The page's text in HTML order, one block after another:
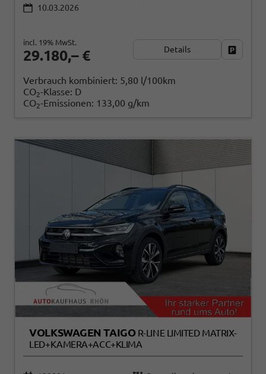
10.03.2026
29.180,– €
incl. 19% MwSt.
Details
Verbrauch kombiniert: 5,80 l/100km
CO2-Klasse: D
CO2-Emissionen: 133,00 g/km
VOLKSWAGEN TAIGO R-LINE LIMITED MATRIX-
LED+KAMERA+ACC+KLIMA